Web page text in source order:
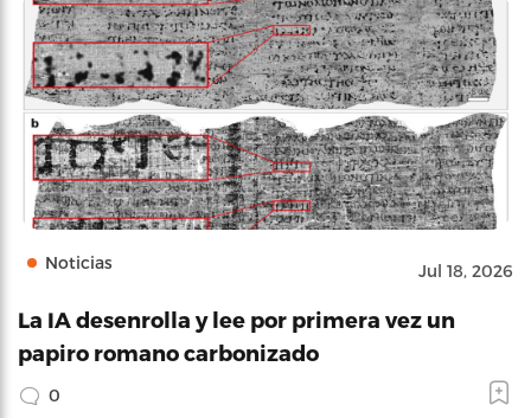
Noticias Jul 18, 2026
La IA desenrolla y lee por primera vez un
papiro romano carbonizado
0